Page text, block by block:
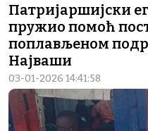
Патријаршијски
пружио помоћ
поплављеном
Најваши
03-01-2026 14:41:58